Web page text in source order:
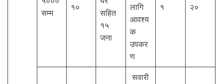
सम्म
१०
सहित
१५
जना
लागि
आवश्य
क
उपकर
ण
१ २०
सवारी